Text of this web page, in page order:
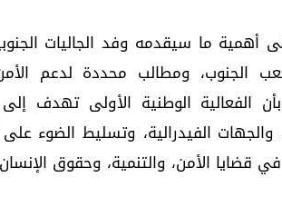
أهمية ما سيقدمه وفد الجاليات
الجنوب، ومطالب محددة لدعم الأمن،
الفعالية الوطنية الأولى تهدف
الفيدرالية، وتسليط الضوء
في قضايا الأمن، والتنمية، وحقوق